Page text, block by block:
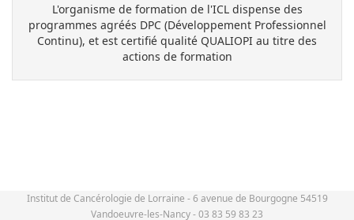
L'organisme de formation de l'ICL dispense des
programmes agréés DPC (Développement Professionnel
Continu), et est certifié qualité QUALIOPI au titre des
actions de formation
Institut de Cancérologie de Lorraine - 6 avenue de Bourgogne 54519
Vandoeuvre-les-Nancy - 03 83 59 83 23